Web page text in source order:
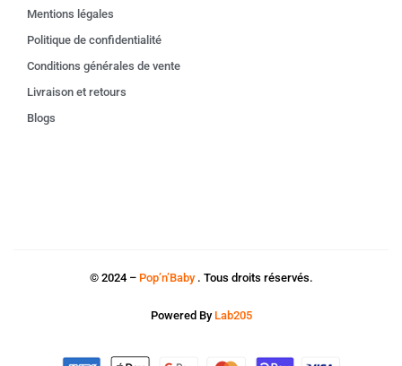
Mentions légales
Politique de confidentialité
Conditions générales de vente
Livraison et retours
Blogs
© 2024 – Pop’n’Baby. Tous droits réservés.
Powered By Lab205